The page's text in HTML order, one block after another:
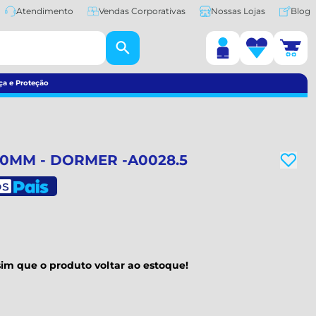
Atendimento Vendas Corporativas Nossas Lojas Blog
e Proteção
- DORMER -A0028.5
que o produto voltar ao estoque!